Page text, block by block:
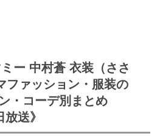
ー 中村蒼 衣装（ささ
ファッション・服装の
・コーデ別まとめ
送》